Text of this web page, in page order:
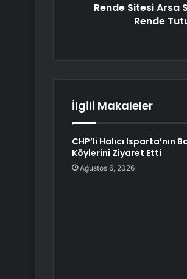
Rende Sitesi Arsa
Rende
İlgili Makaleler
CHP’li Halıcı Isparta’nın
Köylerini Ziyaret Etti
Ağustos 6, 2026